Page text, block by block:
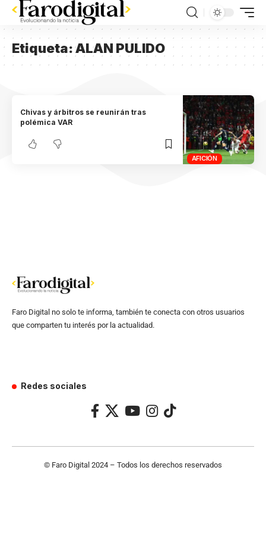
Etiqueta:ALAN PULIDO
AFICIÓN
Chivas y árbitros se reunirán tras
polémica VAR
Faro Digital no solo te informa, también te conecta con otros usuarios
que comparten tu interés por la actualidad.
Redes sociales
© Faro Digital 2024 – Todos los derechos reservados